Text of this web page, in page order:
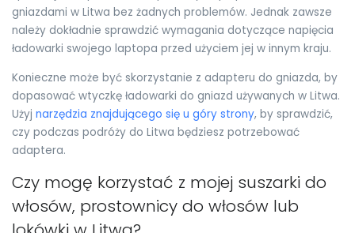
gniazdami w Litwa bez żadnych problemów. Jednak zawsze
należy dokładnie sprawdzić wymagania dotyczące napięcia
ładowarki swojego laptopa przed użyciem jej w innym kraju.
Konieczne może być skorzystanie z adapteru do gniazda, by
dopasować wtyczkę ładowarki do gniazd używanych w Litwa.
Użyj narzędzia znajdującego się u góry strony, by sprawdzić,
czy podczas podróży do Litwa będziesz potrzebować
adaptera.
Czy mogę korzystać z mojej suszarki do
włosów, prostownicy do włosów lub